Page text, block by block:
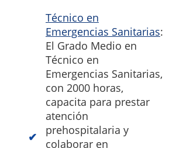
Técnico en
Emergencias Sanitarias:
El Grado Medio en
Técnico en
Emergencias Sanitarias,
con 2000 horas,
capacita para prestar
atención
prehospitalaria y
colaborar en